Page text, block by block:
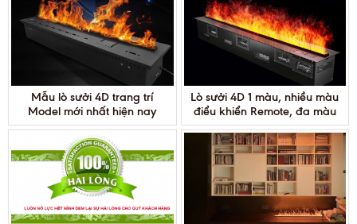
Mẫu lò sưởi 4D trang trí
Model mới nhất hiện nay
Lò sưởi 4D 1 màu, nhiều màu
điểu khiển Remote, đa màu
điều khiển qua APP